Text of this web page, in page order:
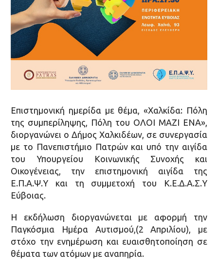
Επιστημονική ημερίδα με θέμα, «Χαλκίδα: Πόλη
της συμπερίληψης, Πόλη του ΟΛΟΙ ΜΑΖΙ ΕΝΑ»,
διοργανώνει ο Δήμος Χαλκιδέων, σε συνεργασία
με το Πανεπιστήμιο Πατρών και υπό την αιγίδα
του Υπουργείου Κοινωνικής Συνοχής και
Οικογένειας, την επιστημονική αιγίδα της
Ε.Π.Α.Ψ.Υ και τη συμμετοχή του Κ.Ε.Δ.Α.Σ.Υ
Εύβοιας.
Η εκδήλωση διοργανώνεται με αφορμή την
Παγκόσμια Ημέρα Αυτισμού,(2 Απριλίου), με
στόχο την ενημέρωση και ευαισθητοποίηση σε
θέματα των ατόμων με αναπηρία.